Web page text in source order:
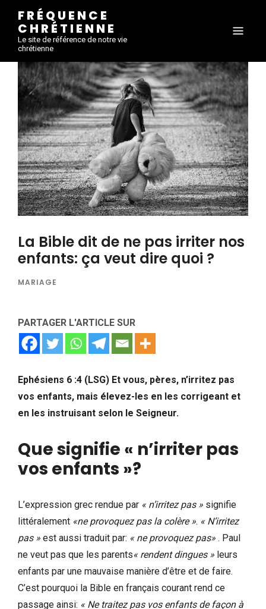
FRÉQUENCE
CHRÉTIENNE
Le site de référence de notre vie
chrétienne
La Bible dit de ne pas irriter nos
enfants: ça veut dire quoi ?
MARIAGE
PARTAGER L'ARTICLE SUR
Ephésiens 6 :4 (LSG) Et vous, pères, n’irritez pas
vos enfants, mais élevez-les en les corrigeant et
en les instruisant selon le Seigneur.
Que signifie « n’irriter pas
vos enfants »?
L’expression grec rendue par « n’irritez pas » signifie
littéralement «ne provoquez pas la colère ». « N’irritez
pas » est aussi traduit par: « ne provoquez pas» . Paul
ne veut pas que les parents« rendent dingues » leurs
enfants par une mauvaise manière d’être et de faire.
C’est pourquoi la Bible en français courant rend ce
passage ainsi: « Ne traitez pas vos enfants de façon à